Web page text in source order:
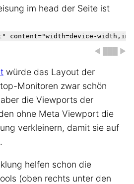
im head der Seite ist
◀ ███ ▶
würde das Layout der
Monitoren zwar schön
die Viewports der
ohne Meta Viewport die
verkleinern, damit sie auf
helfen schon die
(oben rechts unter den